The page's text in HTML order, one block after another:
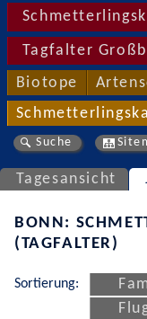
Tagfalter
Biotope
Suche
Tagesansicht
BONN:
(TAGFALTER)
Sortierung: